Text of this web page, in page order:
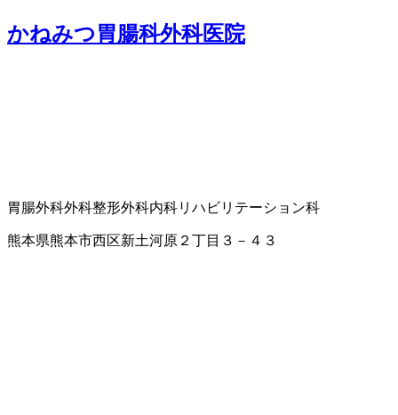
かねみつ胃腸科外科医院
胃腸外科外科整形外科内科リハビリテーション科
熊本県熊本市西区新土河原２丁目３－４３